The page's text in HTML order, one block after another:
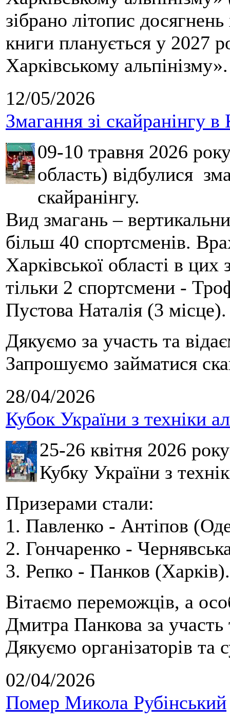
зібрано літопис
книги планується у 2027
Харківському альпінізму».
12/05/2026
Змагання зі скайранінгу в
09-10 травня 2026
область) відбулися
скайранінгу.
Вид змагань –
більш 40 спортсменів.
Харківської області в
тільки 2 спортсмени -
Пустова Наталія (3 місце).
Дякуємо за участь та
Запрошуємо займатися
28/04/2026
Кубок України з техніки
25-26 квітня 2026
Кубку України з
Призерами стали:
1. Павленко - Антіпов
2. Гончаренко -
3. Репко - Панков (Харків).
Вітаємо переможців, а
Дмитра Панкова за
Дякуємо організаторів та
02/04/2026
Помер Микола Рубінський